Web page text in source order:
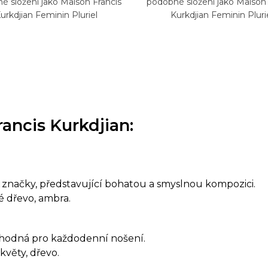
Feminin Pluriel
Kurkdjian Feminin
Kurkdjian:
představující bohatou a smyslnou kompozici.
dřevo, ambra.
pro každodenní nošení.
dřevo.